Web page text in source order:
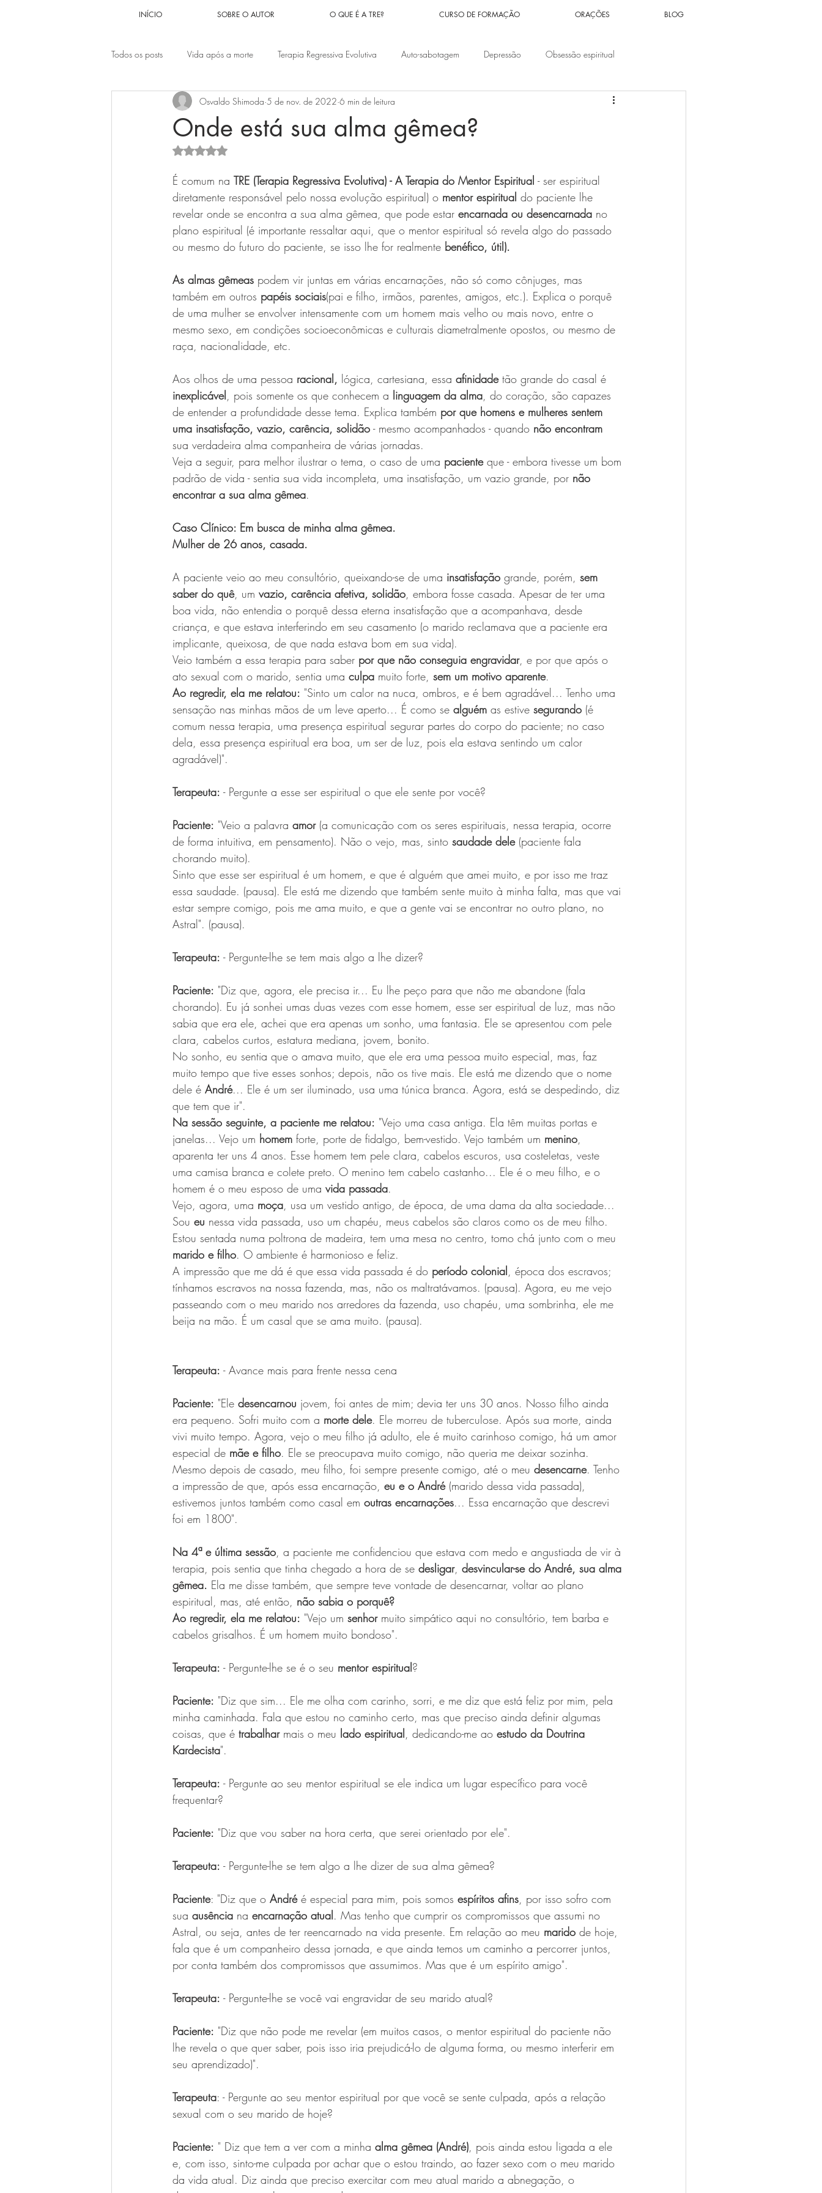
INÍCIO SOBRE O AUTOR O QUE É A TRE? CURSO DE FORMAÇÃO ORAÇÕES BLOG
Todos os posts Vida após a morte Terapia Regressiva Evolutiva Auto-sabotagem Depressão Obsessão espiritual
Problema Sexual Problemas financeiros Problemas familiares
Relacionamentos Autoestima
Autoabandono Anjos encarnados Orações Magias Culpa Pesadelos Fé
Onde está sua alma gêmea?
Osvaldo Shimoda 5 de nov. de 2022 6 min de leitura
Avaliado com NaN de 5 estrelas.
É comum na TRE (Terapia Regressiva Evolutiva) - A Terapia do Mentor Espiritual - ser espiritual
diretamente responsável pelo nossa evolução espiritual) o mentor espiritual do paciente lhe
revelar onde se encontra a sua alma gêmea, que pode estar encarnada ou desencarnada no
plano espiritual (é importante ressaltar aqui, que o mentor espiritual só revela algo do passado
ou mesmo do futuro do paciente, se isso lhe for realmente benéfico, útil).
As almas gêmeas podem vir juntas em várias encarnações, não só como cônjuges, mas
também em outros papéis sociais(pai e filho, irmãos, parentes, amigos, etc.). Explica o porquê
de uma mulher se envolver intensamente com um homem mais velho ou mais novo, entre o
mesmo sexo, em condições socioeconômicas e culturais diametralmente opostos, ou mesmo de
raça, nacionalidade, etc.
Aos olhos de uma pessoa racional, lógica, cartesiana, essa afinidade tão grande do casal é
inexplicável, pois somente os que conhecem a linguagem da alma, do coração, são capazes
de entender a profundidade desse tema. Explica também por que homens e mulheres sentem
uma insatisfação, vazio, carência, solidão - mesmo acompanhados - quando não encontram
sua verdadeira alma companheira de várias jornadas.
Veja a seguir, para melhor ilustrar o tema, o caso de uma paciente que - embora tivesse um bom
padrão de vida - sentia sua vida incompleta, uma insatisfação, um vazio grande, por não
encontrar a sua alma gêmea.
Caso Clínico: Em busca de minha alma gêmea.
Mulher de 26 anos, casada.
A paciente veio ao meu consultório, queixando-se de uma insatisfação grande, porém, sem
saber do quê, um vazio, carência afetiva, solidão, embora fosse casada. Apesar de ter uma
boa vida, não entendia o porquê dessa eterna insatisfação que a acompanhava, desde
criança, e que estava interferindo em seu casamento (o marido reclamava que a paciente era
implicante, queixosa, de que nada estava bom em sua vida).
Veio também a essa terapia para saber por que não conseguia engravidar, e por que após o
ato sexual com o marido, sentia uma culpa muito forte, sem um motivo aparente.
Ao regredir, ela me relatou: "Sinto um calor na nuca, ombros, e é bem agradável... Tenho uma
sensação nas minhas mãos de um leve aperto... É como se alguém as estive segurando (é
comum nessa terapia, uma presença espiritual segurar partes do corpo do paciente; no caso
dela, essa presença espiritual era boa, um ser de luz, pois ela estava sentindo um calor
agradável)".
Terapeuta: - Pergunte a esse ser espiritual o que ele sente por você?
Paciente: "Veio a palavra amor (a comunicação com os seres espirituais, nessa terapia, ocorre
de forma intuitiva, em pensamento). Não o vejo, mas, sinto saudade dele (paciente fala
chorando muito).
Sinto que esse ser espiritual é um homem, e que é alguém que amei muito, e por isso me traz
essa saudade. (pausa). Ele está me dizendo que também sente muito à minha falta, mas que vai
estar sempre comigo, pois me ama muito, e que a gente vai se encontrar no outro plano, no
Astral". (pausa).
Terapeuta: - Pergunte-lhe se tem mais algo a lhe dizer?
Paciente: "Diz que, agora, ele precisa ir... Eu lhe peço para que não me abandone (fala
chorando). Eu já sonhei umas duas vezes com esse homem, esse ser espiritual de luz, mas não
sabia que era ele, achei que era apenas um sonho, uma fantasia. Ele se apresentou com pele
clara, cabelos curtos, estatura mediana, jovem, bonito.
No sonho, eu sentia que o amava muito, que ele era uma pessoa muito especial, mas, faz
muito tempo que tive esses sonhos; depois, não os tive mais. Ele está me dizendo que o nome
dele é André... Ele é um ser iluminado, usa uma túnica branca. Agora, está se despedindo, diz
que tem que ir".
Na sessão seguinte, a paciente me relatou: "Vejo uma casa antiga. Ela têm muitas portas e
janelas... Vejo um homem forte, porte de fidalgo, bem-vestido. Vejo também um menino,
aparenta ter uns 4 anos. Esse homem tem pele clara, cabelos escuros, usa costeletas, veste
uma camisa branca e colete preto. O menino tem cabelo castanho... Ele é o meu filho, e o
homem é o meu esposo de uma vida passada.
Vejo, agora, uma moça, usa um vestido antigo, de época, de uma dama da alta sociedade...
Sou eu nessa vida passada, uso um chapéu, meus cabelos são claros como os de meu filho.
Estou sentada numa poltrona de madeira, tem uma mesa no centro, tomo chá junto com o meu
marido e filho. O ambiente é harmonioso e feliz.
A impressão que me dá é que essa vida passada é do período colonial, época dos escravos;
tínhamos escravos na nossa fazenda, mas, não os maltratávamos. (pausa). Agora, eu me vejo
passeando com o meu marido nos arredores da fazenda, uso chapéu, uma sombrinha, ele me
beija na mão. É um casal que se ama muito. (pausa).
Terapeuta: - Avance mais para frente nessa cena
Paciente: "Ele desencarnou jovem, foi antes de mim; devia ter uns 30 anos. Nosso filho ainda
era pequeno. Sofri muito com a morte dele. Ele morreu de tuberculose. Após sua morte, ainda
vivi muito tempo. Agora, vejo o meu filho já adulto, ele é muito carinhoso comigo, há um amor
especial de mãe e filho. Ele se preocupava muito comigo, não queria me deixar sozinha.
Mesmo depois de casado, meu filho, foi sempre presente comigo, até o meu desencarne. Tenho
a impressão de que, após essa encarnação, eu e o André (marido dessa vida passada),
estivemos juntos também como casal em outras encarnações... Essa encarnação que descrevi
foi em 1800".
Na 4ª e última sessão, a paciente me confidenciou que estava com medo e angustiada de vir à
terapia, pois sentia que tinha chegado a hora de se desligar, desvincular-se do André, sua alma
gêmea. Ela me disse também, que sempre teve vontade de desencarnar, voltar ao plano
espiritual, mas, até então, não sabia o porquê?
Ao regredir, ela me relatou: "Vejo um senhor muito simpático aqui no consultório, tem barba e
cabelos grisalhos. É um homem muito bondoso".
Terapeuta: - Pergunte-lhe se é o seu mentor espiritual?
Paciente: "Diz que sim... Ele me olha com carinho, sorri, e me diz que está feliz por mim, pela
minha caminhada. Fala que estou no caminho certo, mas que preciso ainda definir algumas
coisas, que é trabalhar mais o meu lado espiritual, dedicando-me ao estudo da Doutrina
Kardecista".
Terapeuta: - Pergunte ao seu mentor espiritual se ele indica um lugar específico para você
frequentar?
Paciente: "Diz que vou saber na hora certa, que serei orientado por ele".
Terapeuta: - Pergunte-lhe se tem algo a lhe dizer de sua alma gêmea?
Paciente: "Diz que o André é especial para mim, pois somos espíritos afins, por isso sofro com
sua ausência na encarnação atual. Mas tenho que cumprir os compromissos que assumi no
Astral, ou seja, antes de ter reencarnado na vida presente. Em relação ao meu marido de hoje,
fala que é um companheiro dessa jornada, e que ainda temos um caminho a percorrer juntos,
por conta também dos compromissos que assumimos. Mas que é um espírito amigo".
Terapeuta: - Pergunte-lhe se você vai engravidar de seu marido atual?
Paciente: "Diz que não pode me revelar (em muitos casos, o mentor espiritual do paciente não
lhe revela o que quer saber, pois isso iria prejudicá-lo de alguma forma, ou mesmo interferir em
seu aprendizado)".
Terapeuta: - Pergunte ao seu mentor espiritual por que você se sente culpada, após a relação
sexual com o seu marido de hoje?
Paciente: " Diz que tem a ver com a minha alma gêmea (André), pois ainda estou ligada a ele
e, com isso, sinto-me culpada por achar que o estou traindo, ao fazer sexo com o meu marido
da vida atual. Diz ainda que preciso exercitar com meu atual marido a abnegação, o